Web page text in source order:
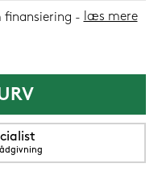
finansiering læs mere